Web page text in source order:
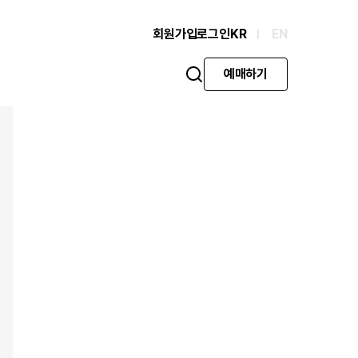
회원가입로그인KR EN
예매하기